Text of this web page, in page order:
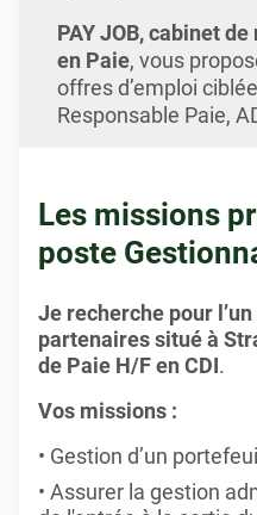
PAY JOB, cabinet
en Paie, vous
offres d’emploi
Responsable Paie,
Les missions
poste
Je recherche pour
partenaires situé à
de Paie H/F en CDI.
Vos missions :
Gestion d’un
Assurer la gestion